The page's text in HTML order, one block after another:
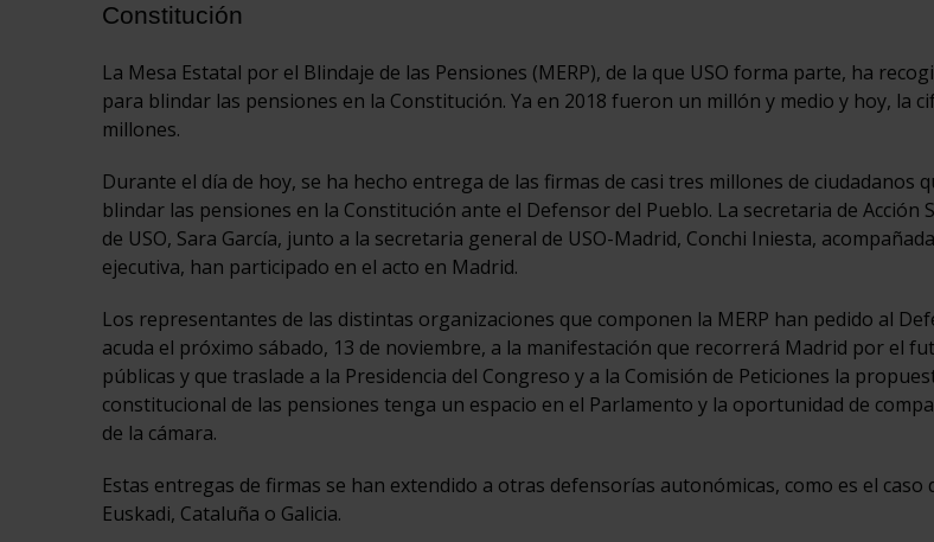
Constitución
La Mesa Estatal por el Blindaje de las Pensiones (MERP), de la que USO forma parte, ha
para blindar las pensiones en la Constitución. Ya en 2018 fueron un millón y medio y hoy, la
millones.
Durante el día de hoy, se ha hecho entrega de las firmas de casi tres millones de ciudadanos
blindar las pensiones en la Constitución ante el Defensor del Pueblo. La secretaria de Acción
de USO, Sara García, junto a la secretaria general de USO-Madrid, Conchi Iniesta,
ejecutiva, han participado en el acto en Madrid.
Los representantes de las distintas organizaciones que componen la MERP han pedido al
acuda el próximo sábado, 13 de noviembre, a la manifestación que recorrerá Madrid por el
públicas y que traslade a la Presidencia del Congreso y a la Comisión de Peticiones la
constitucional de las pensiones tenga un espacio en el Parlamento y la oportunidad de
de la cámara.
Estas entregas de firmas se han extendido a otras defensorías autonómicas, como es el caso
Euskadi, Cataluña o Galicia.